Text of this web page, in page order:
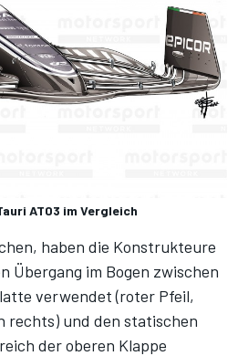
AT03 im Vergleich
haben die Konstrukteure
Übergang im Bogen zwischen
verwendet (roter Pfeil,
rechts) und den statischen
der oberen Klappe